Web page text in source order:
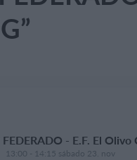
- E.F. El Olivo
13:00 - 14:15 sábado 23. nov